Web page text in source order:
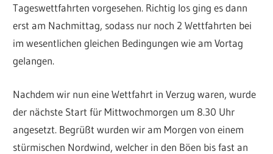
Tageswettfahrten vorgesehen. Richtig los ging es dann
erst am Nachmittag, sodass nur noch 2 Wettfahrten bei
im wesentlichen gleichen Bedingungen wie am Vortag
gelangen.
Nachdem wir nun eine Wettfahrt in Verzug waren, wurde
der nächste Start für Mittwochmorgen um 8.30 Uhr
angesetzt. Begrüßt wurden wir am Morgen von einem
stürmischen Nordwind, welcher in den Böen bis fast an